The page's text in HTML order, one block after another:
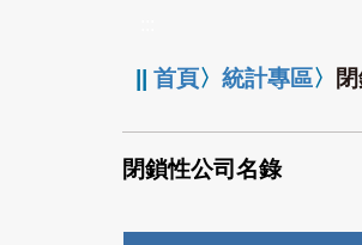
||首頁〉統計專區〉
閉鎖性公司名錄